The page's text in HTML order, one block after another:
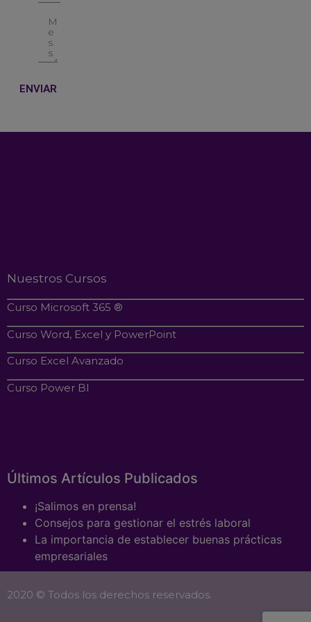
ENVIAR
Nuestros Cursos
Curso Microsoft 365 ®
Curso Word, Excel y PowerPoint
Curso Excel Avanzado
Curso Power BI
Últimos Artículos Publicados
¡Salimos en prensa!
Consejos para gestionar el estrés laboral
La importancia de establecer buenas prácticas
empresariales
2020 © Todos los derechos reservados.